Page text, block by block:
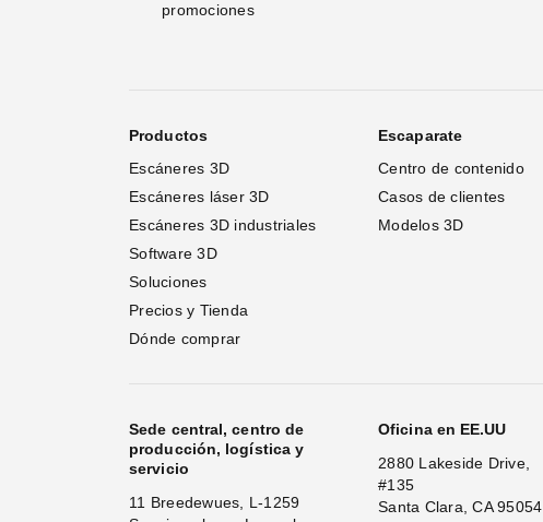
Compatibilidad del Artec Point
Texturizado HDR y de 16-bit
Nueva fusión en tiempo real
Modo HD potenciado por IA
Modo HD para el Leo y Eva
Selección de densidad de punto y frecuencia de
fotogramas
promociones
Productos
Escáneres 3D
Escáneres láser 3D
Escáneres 3D industriales
Software 3D
Soluciones
Precios y Tienda
Dónde comprar
Escaparate
Centro de contenido
Casos de clientes
Modelos 3D
Sede central, centro de
producción, logística y
servicio
11 Breedewues, L-1259
Oficina en EE.UU
2880 Lakeside Drive,
#135
Santa Clara, CA 95054